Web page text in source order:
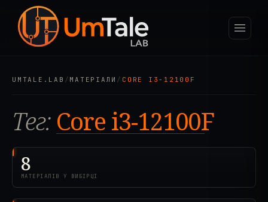
UMTALE.LAB / МАТЕРІАЛИ / CORE I3-12100F
Тег: Core i3-12100F
8
МАТЕРІАЛІВ У ВИБІРЦІ